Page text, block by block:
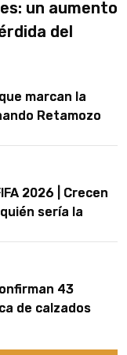
un aumento
del
marcan la
Retamozo
2026 | Crecen
sería la
43
de calzados